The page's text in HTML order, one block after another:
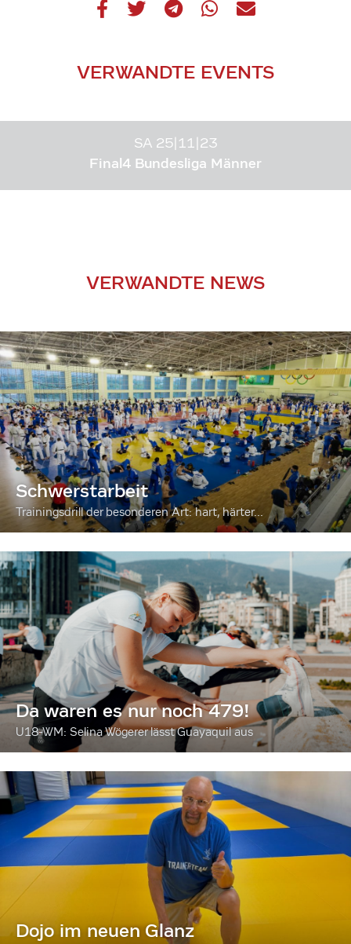
VERWANDTE EVENTS
SA 25|11|23
Final4 Bundesliga Männer
VERWANDTE NEWS
Schwerstarbeit
Trainingsdrill der besonderen Art: hart, härter...
Da waren es nur noch 479!
U18-WM: Selina Wögerer lässt Guayaquil aus
Dojo im neuen Glanz